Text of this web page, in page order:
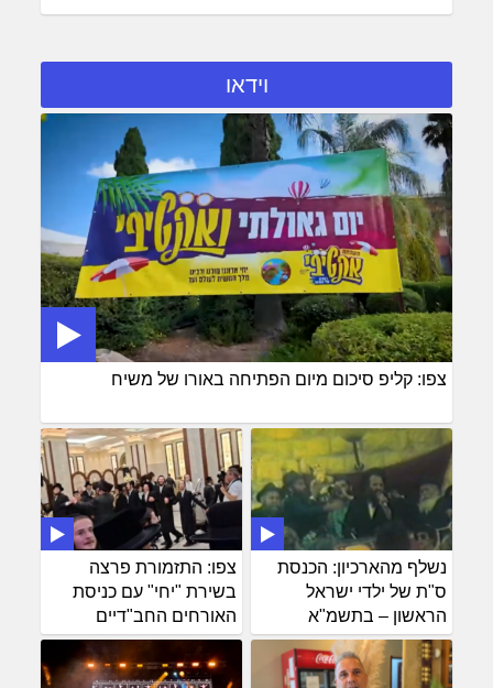
וידאו
צפו: קליפ סיכום מיום הפתיחה באורו של משיח
צפו: התזמורת פרצה
בשירת "יחי" עם כניסת
האורחים החב"דיים
נשלף מהארכיון: הכנסת
ס"ת של ילדי ישראל
הראשון – בתשמ"א